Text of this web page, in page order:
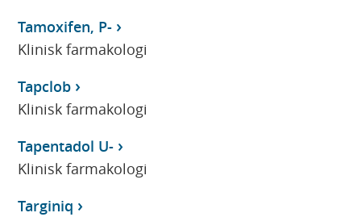
Tamoxifen, P-
Klinisk farmakologi
Tapclob
Klinisk farmakologi
Tapentadol U-
Klinisk farmakologi
Targiniq